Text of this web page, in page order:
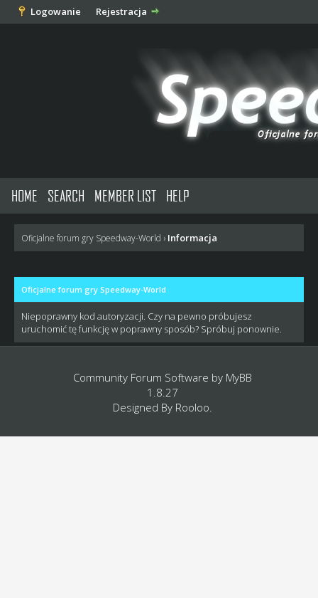
Logowanie Rejestracja
HOME SEARCH MEMBER LIST HELP
Oficjalne forum gry Speedway-World › Informacja
Oficjalne forum gry Speedway-World
Niepoprawny kod autoryzacji. Czy na pewno próbujesz
uruchomić tę funkcję w poprawny sposób? Spróbuj ponownie.
Community Forum Software by MyBB
1.8.27
Designed By Rooloo.